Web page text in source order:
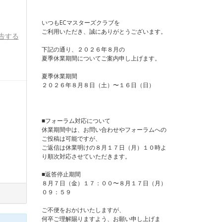
する
いつもECマスターズクラブを
ご利用いただき、誠にありがとうございます。
下記の通り、２０２６年８月の
夏季休業期間についてご案内申し上げます。
夏季休業期間
２０２６年８月８日（土）〜１６日（日）
■フォーラム対応について
休業期間中は、お問い合わせやフォーラムへの
ご投稿は可能ですが、
ご返信は休業明けの８月１７日（月）１０時よ
り順次対応させていただきます。
■返答停止期間
８月７日（金）１７：００〜８月１７日（月）
０９：５９
ご不便をおかけいたしますが、
何卒ご理解賜りますよう、お願い申し上げま